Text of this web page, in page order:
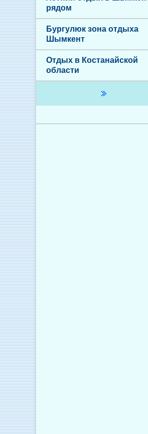
рядом
Бургулюк зона отдыха
Шымкент
Отдых в Костанайской
области